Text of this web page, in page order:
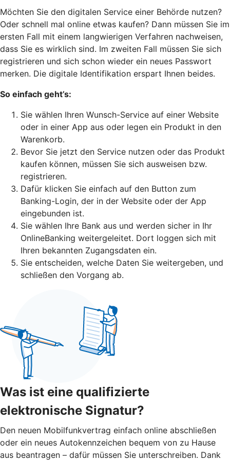
Möchten Sie den digitalen Service einer Behörde nutzen?
Oder schnell mal online etwas kaufen? Dann müssen Sie im
ersten Fall mit einem langwierigen Verfahren nachweisen,
dass Sie es wirklich sind. Im zweiten Fall müssen Sie sich
registrieren und sich schon wieder ein neues Passwort
merken. Die digitale Identifikation erspart Ihnen beides.
So einfach geht’s:
Sie wählen Ihren Wunsch-Service auf einer Website
oder in einer App aus oder legen ein Produkt in den
Warenkorb.
Bevor Sie jetzt den Service nutzen oder das Produkt
kaufen können, müssen Sie sich ausweisen bzw.
registrieren.
Dafür klicken Sie einfach auf den Button zum
Banking-Login, der in der Website oder der App
eingebunden ist.
Sie wählen Ihre Bank aus und werden sicher in Ihr
OnlineBanking weitergeleitet. Dort loggen sich mit
Ihren bekannten Zugangsdaten ein.
Sie entscheiden, welche Daten Sie weitergeben, und
schließen den Vorgang ab.
Was ist eine qualifizierte
elektronische Signatur?
Den neuen Mobilfunkvertrag einfach online abschließen
oder ein neues Autokennzeichen bequem von zu Hause
aus beantragen – dafür müssen Sie unterschreiben. Dank